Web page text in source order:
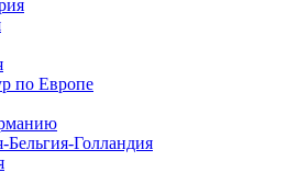
по Европе
Голландия